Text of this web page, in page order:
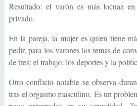
Resultado: el varón es más locuaz
privado.
En la pareja, la mujer es quien tiene
pedir, para los varones los temas de
de tres: el trabajo, los deportes y la
Otro conflicto notable se observa
tras el orgasmo masculino. Es un